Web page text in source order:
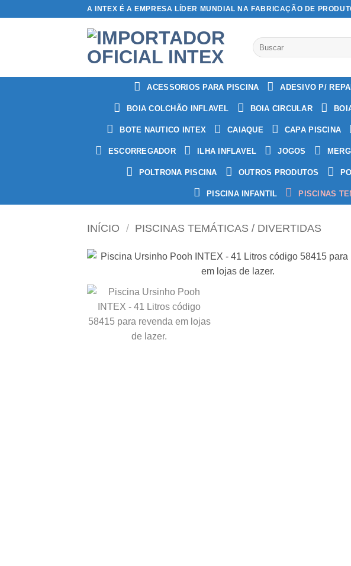
A INTEX É A EMPRESA LÍDER MUNDIAL NA FABRICAÇÃO DE
Pesquisar
por:
ACESSORIOS PARA PISCINA ADESIVO P/
BOIA COLCHÃO INFLAVEL BOIA CIRCULAR
BOTE NAUTICO INTEX CAIAQUE CAPA PISCINA
ESCORREGADOR ILHA INFLAVEL JOGOS
POLTRONA PISCINA OUTROS PRODUTOS
PISCINA INFANTIL PISCINAS
INÍCIO / PISCINAS TEMÁTICAS / DIVERTIDAS